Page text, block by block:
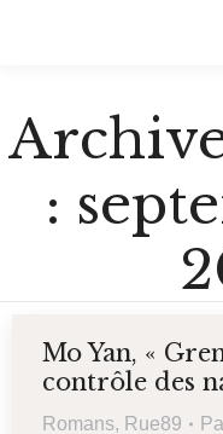
:
Mo Yan, «
contrôle des
Romans, Rue89